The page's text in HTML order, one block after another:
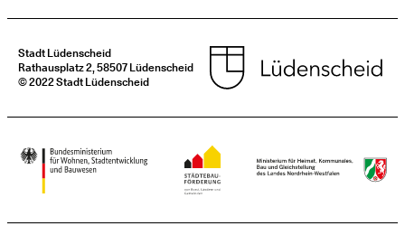
Stadt Lüdenscheid
Rathausplatz 2, 58507 Lüdenscheid
© 2022 Stadt Lüdenscheid